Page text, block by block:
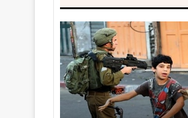
الداخلية
المصرية
تعلن
إحباط
‘مخطط
كبير’